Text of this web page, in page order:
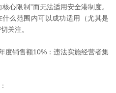
心限制”而无法适用安全港制度。
么范围内可以成功适用（尤其是
关注。
度销售额10%：违法实施经营者集